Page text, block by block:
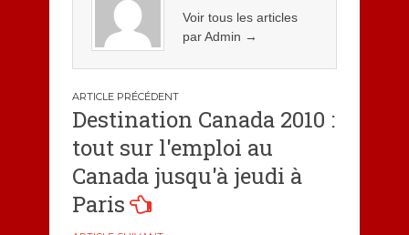
Voir tous les articles
par Admin →
Navigation
de
l’article
Destination Canada 2010 :
tout sur l'emploi au
Canada jusqu'à jeudi à
Paris